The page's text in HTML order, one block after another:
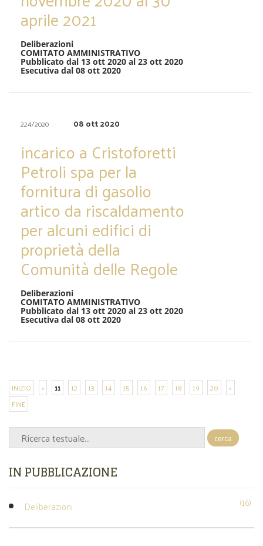
aprile 2021
Deliberazioni
COMITATO AMMINISTRATIVO
Pubblicato dal 13 ott 2020 al 23 ott 2020
Esecutiva dal 08 ott 2020
224/2020 08 ott 2020
incarico a Cristoforetti
Petroli spa per la
fornitura di gasolio
artico da riscaldamento
per alcuni edifici di
proprietà della
Comunità delle Regole
Deliberazioni
COMITATO AMMINISTRATIVO
Pubblicato dal 13 ott 2020 al 23 ott 2020
Esecutiva dal 08 ott 2020
INIZIO « 11 12 13 14 15 16 17 18 19 20
»
FINE
cerca
IN PUBBLICAZIONE
Deliberazioni (16)